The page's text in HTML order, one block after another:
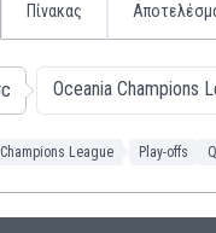
Πίνακας
Oceania Champions
League Play-offs